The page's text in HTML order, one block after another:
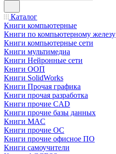
Каталог
Книги компьютерные
Книги по компьютерному железу
Книги компьютерные сети
Книги мультимедиа
Книги Нейронные сети
Книги ООП
Книги SolidWorks
Книги Прочая графика
Книги прочая разработка
Книги прочие CAD
Книги прочие базы данных
Книги MAC
Книги прочие ОС
Книги прочие офисное ПО
Книги самоучители